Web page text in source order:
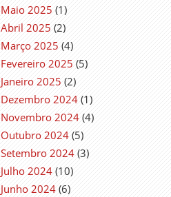
Maio 2025 (1)
Abril 2025 (2)
Março 2025 (4)
Fevereiro 2025 (5)
Janeiro 2025 (2)
Dezembro 2024 (1)
Novembro 2024 (4)
Outubro 2024 (5)
Setembro 2024 (3)
Julho 2024 (10)
Junho 2024 (6)